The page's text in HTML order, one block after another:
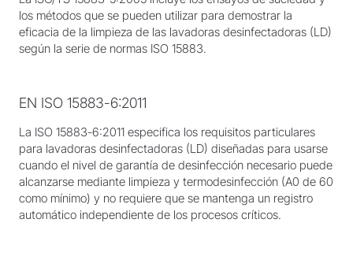
los métodos que se pueden utilizar para demostrar la
eficacia de la limpieza de las lavadoras desinfectadoras (LD)
según la serie de normas ISO 15883.
EN ISO 15883-6:2011
La ISO 15883-6:2011 especifica los requisitos particulares
para lavadoras desinfectadoras (LD) diseñadas para usarse
cuando el nivel de garantía de desinfección necesario puede
alcanzarse mediante limpieza y termodesinfección (A0 de 60
como mínimo) y no requiere que se mantenga un registro
automático independiente de los procesos críticos.